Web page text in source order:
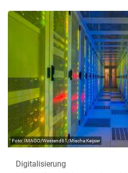
IMAGO/Westend61/Mischa Keijser
Digitalisierung